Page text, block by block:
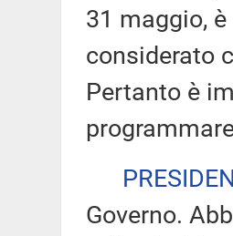
31 maggio,
considerato
Pertanto è
Governo.